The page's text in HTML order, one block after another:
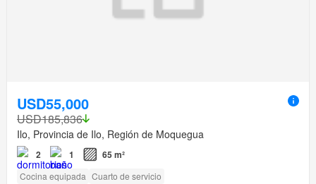
USD55,000
USD185,836
Ilo, Provincia de Ilo, Región de Moquegua
2 1 65 m²
Cocina equipada Cuarto de servicio